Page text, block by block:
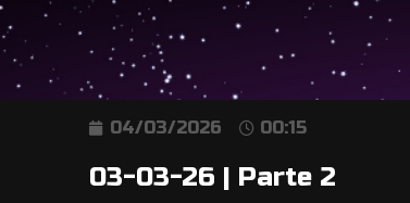
04/03/2026 00:15
03-03-26 | Parte 2